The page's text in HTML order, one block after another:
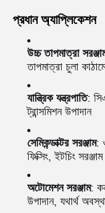
প্রধান অ্যাপ্লিকেশন
উচ্চ তাপমাত্রা
তাপমাত্রা চুলা
যান্ত্রিক যন্ত্রপাতি:
ট্রান্সমিশন উপাদান
সেমিকন্ডাক্টর সরঞ্জাম:
ফিক্সিং, ইটচিং
অটোমেশন সরঞ্জাম:
উপাদান, যথার্থ